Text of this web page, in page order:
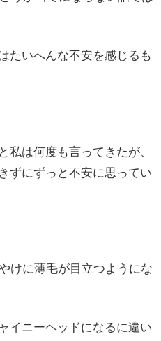
たいへんな不安を感じるも
私は何度も言ってきたが、
ずにずっと不安に思ってい
けに薄毛が目立つようにな
イニーヘッドになるに違い